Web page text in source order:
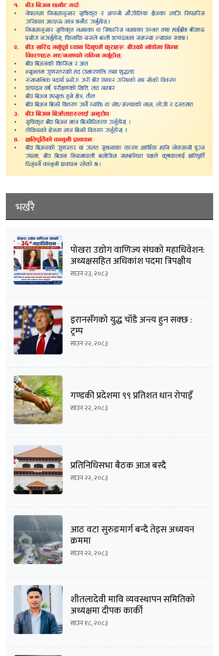
भर्खरै
पोखरा उद्योग वाणिज्य संघको महाधिवेशन:
अध्यक्षसहित अधिकांश पदमा त्रिपक्षीय
भिडन्तको सम्भावना
साउन २३, २०८३
इरानसँगको युद्ध चाँडै अन्त्य हुन सक्छ :
ट्रम्प
साउन २२, २०८३
गण्डकी प्रदेशमा ९९ प्रतिशत धान रोपाइँ
साउन २२, २०८३
प्रतिनिधिसभा बैठक आज बस्दै
साउन २२, २०८३
आठ वटा सुरुङमार्ग बन्दै तेइस अध्ययन
क्रममा
साउन २२, २०८३
शीतलादेवी मावि व्यवस्थापन समितिको
अध्यक्षमा दीपक कार्की
साउन १८, २०८३